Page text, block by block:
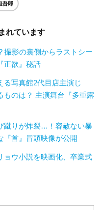
吾郎
れています
撮影の裏側からラストシー
正欲』秘話
る写真館2代目店主演じ
のは？ 主演舞台『多重露
蹴りが炸裂…！容赦ない暴
『首』冒頭映像が公開
ョウ小説を映画化、卒業式